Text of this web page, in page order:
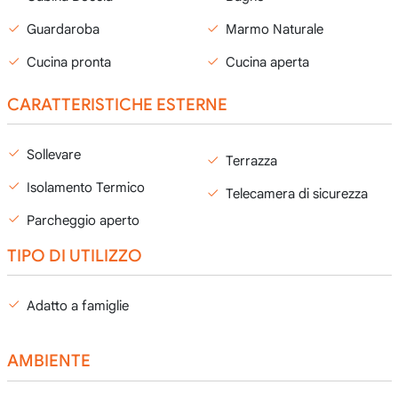
Guardaroba
Cucina pronta
Marmo Naturale
Cucina aperta
CARATTERISTICHE ESTERNE
Sollevare
Isolamento Termico
Parcheggio aperto
Terrazza
Telecamera di sicurezza
TIPO DI UTILIZZO
Adatto a famiglie
AMBIENTE